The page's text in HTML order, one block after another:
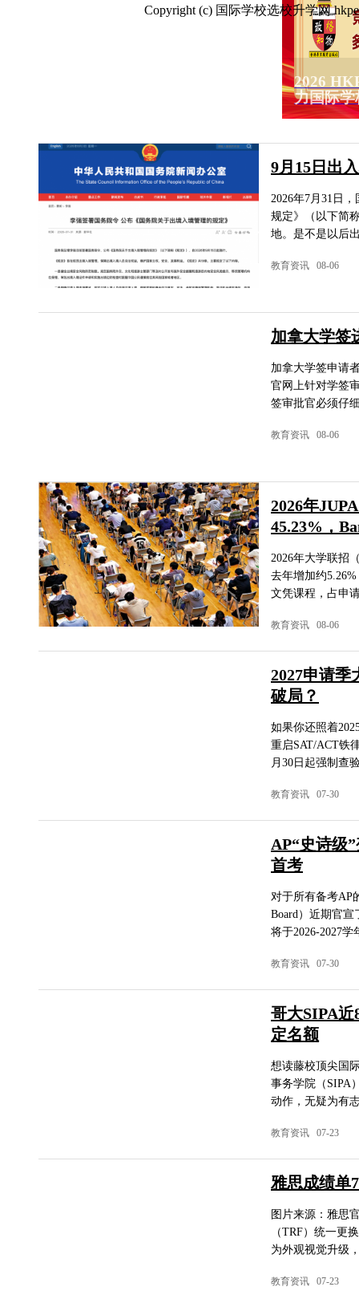
2026
力国际学
9月15日出
2026年7月31日
规定》（以下简
地。是不是以后
教育资讯 08-06
加拿大学签
加拿大学签申请
官网上针对学签
签审批官必须仔
教育资讯 08-06
2026年
45.23%，
2026年大学联招
去年增加约
文凭课程，占申
教育资讯 08-06
2027申请季
破局？
如果你还照着
重启SAT/ACT铁
月30日起强制查
教育资讯 07-30
AP“史诗级
首考
对于所有备考AP
Board）近期官
将于2026-2027学
教育资讯 07-30
哥大SIPA
定名额
想读藤校顶尖国
事务学院（SIPA
动作，无疑为有
教育资讯 07-23
雅思成绩单
图片来源：雅思
（TRF）统一更
为外观视觉升级
教育资讯 07-23
Copyright (c) 国际学校选校升学网